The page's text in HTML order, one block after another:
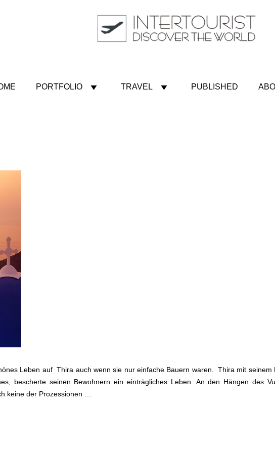
PORTFOLIO TRAVEL PUBLISHED
Leben auf Thira auch wenn sie nur einfache Bauern waren. Thira mit seinem
bescherte seinen Bewohnern ein einträgliches Leben. An den Hängen des
keine der Prozessionen …